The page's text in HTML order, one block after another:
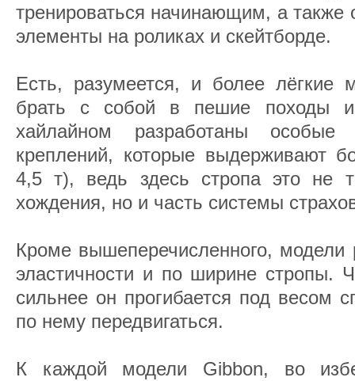
тренироваться начинающим, а также
элементы на роликах и скейтборде.
Есть, разумеется, и более лёгкие
брать с собой в пешие походы
хайлайном разработаны особые
креплений, которые выдерживают
4,5 т), ведь здесь стропа это не
хождения, но и часть системы
Кроме вышеперечисленного, модели
эластичности и по ширине стропы.
сильнее он прогибается под весом
по нему передвигаться.
К каждой модели Gibbon, во